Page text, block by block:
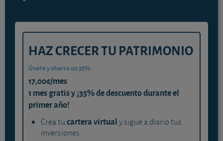
HAZ CRECER TU PATRIMONIO
Únete y ahorra un 35%
17,00€/mes
1 mes gratis y ¡35% de descuento durante el
primer año!
Crea tucartera virtualy sigue a diario tus
inversiones.